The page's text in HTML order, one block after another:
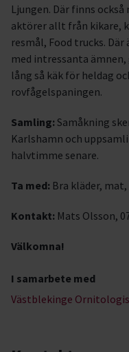
Ljungen. Där finns
aktörer allt från kikare,
resmål, Food trucks.
med intressanta
lång så käk för heldag
rovfågelspaningen.
Samling: Samåkning
Karlshamn och
halvtimme senare.
Ta med: Bra kläder,
Kontakt: Mats Olsson,
Välkomna!
I samarbete med
Västblekinge